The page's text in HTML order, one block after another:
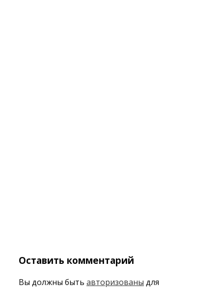
Оставить комментарий
Вы должны быть авторизованы для